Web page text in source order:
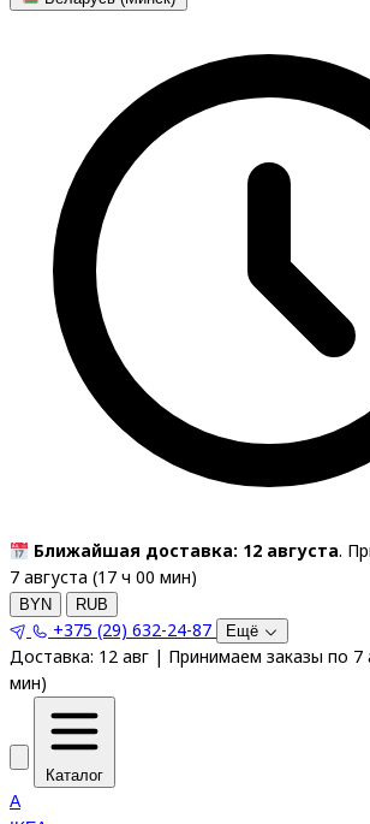
Ближайшая доставка: 12 августа.
7 августа (17 ч 00 мин)
BYN RUB
+375 (29) 632-24-87 Ещё
Доставка: 12 авг | Принимаем заказы по 7
мин)
Каталог
A